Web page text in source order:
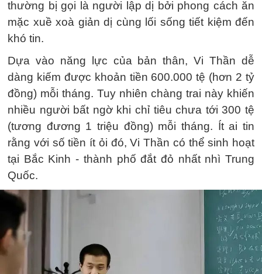
thường bị gọi là người lập dị bởi phong cách ăn
mặc xuề xoà giản dị cùng lối sống tiết kiệm đến
khó tin.
Dựa vào năng lực của bản thân, Vi Thần dễ
dàng kiếm được khoản tiền 600.000 tệ (hơn 2 tỷ
đồng) mỗi tháng. Tuy nhiên chàng trai này khiến
nhiều người bất ngờ khi chỉ tiêu chưa tới 300 tệ
(tương đương 1 triệu đồng) mỗi tháng. Ít ai tin
rằng với số tiền ít ỏi đó, Vi Thần có thể sinh hoạt
tại Bắc Kinh - thành phố đắt đỏ nhất nhì Trung
Quốc.